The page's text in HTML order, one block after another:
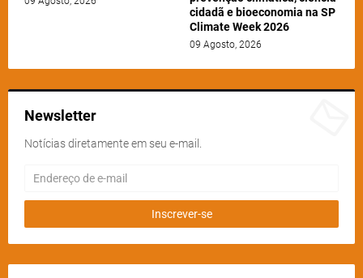
cidadã e bioeconomia na SP
Climate Week 2026
09 Agosto, 2026
Newsletter
Notícias diretamente em seu e-mail.